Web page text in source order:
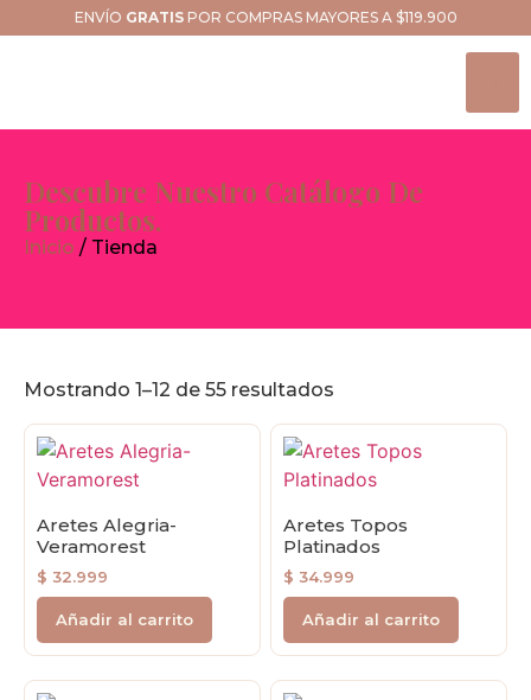
ENVÍO GRATISPOR COMPRAS MAYORES A $119.900
Descubre Nuestro Catálogo De
Productos.
Inicio / Tienda
Mostrando 1–12 de 55 resultados
Aretes Alegria-
Veramorest
$ 32.999
Añadir al carrito
Aretes Topos
Platinados
$ 34.999
Añadir al carrito